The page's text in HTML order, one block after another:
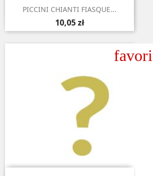
 Aperçu rapide
PICCINI CHIANTI FIASQUE...
10,05 zł